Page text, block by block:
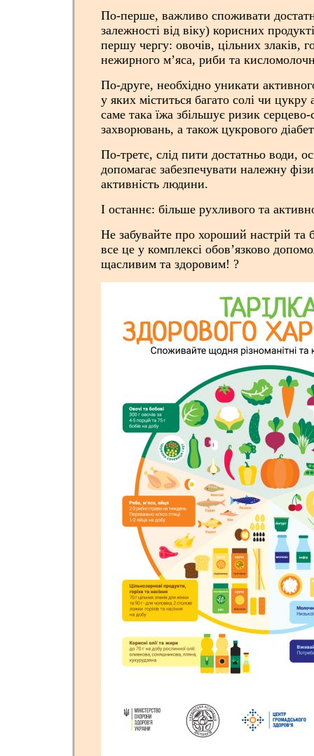
По-перше, важливо споживати
залежності від віку) корисних
першу чергу: овочів, цільних злаків,
нежирного м’яса, риби та
По-друге, необхідно уникати
у яких міститься багато солі чи цукру
саме така їжа збільшує ризик
захворювань, а також цукрового
По-третє, слід пити достатньо води,
допомагає забезпечувати належну
активність людини.
І останнє: більше рухливого та
Не забувайте про хороший настрій та
все це у комплексі обов’язково
щасливим та здоровим! ?